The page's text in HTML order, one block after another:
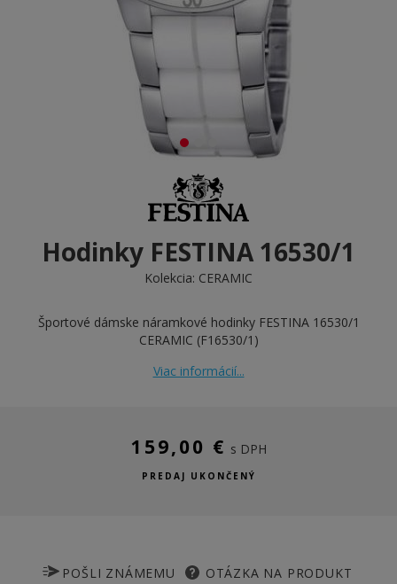
Hodinky FESTINA 16530/1
Kolekcia: CERAMIC
Športové dámske náramkové hodinky FESTINA 16530/1
CERAMIC (F16530/1)
Viac informácií...
159,00 € s DPH
PREDAJ UKONČENÝ
POŠLI ZNÁMEMU OTÁZKA NA PRODUKT